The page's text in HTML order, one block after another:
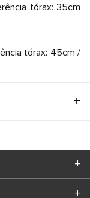
tórax: 35cm
tórax: 45cm /